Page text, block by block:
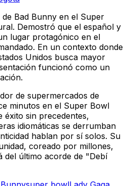
Bad Bunny en el Super
Demostró que el español y
lugar protagónico en el
En un contexto donde
Unidos busca mayor
funcionó como un
de supermercados de
minutos en el Super Bowl
sin precedentes,
idiomáticas se derrumban
hablan por sí solos. Su
coreado por millones,
del último acorde de "Debí